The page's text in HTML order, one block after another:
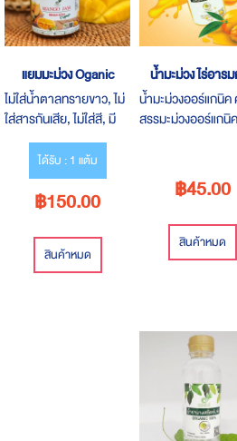
แยมมะม่วง Oganic
ไม่ใส่น้ำตาลทรายขาว, ไม่
ใส่สารกันเสีย, ไม่ใส่สี, มี
กลิ่นหอมธรรมชาติของ
ได้รับ : 1 แต้ม
฿150.00
สินค้าหมด
น้ำมะม่วง ไร่อา
น้ำมะม่วงออร์แกนิค
สรรมะม่วงออร์แกนิ
100% ORGANIC
฿45.00
สินค้าหมด